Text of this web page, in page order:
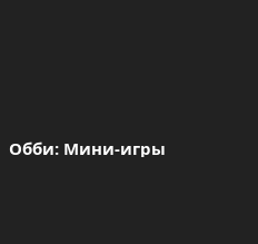
Обби: Мини-игры